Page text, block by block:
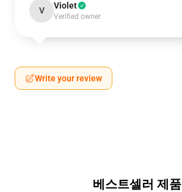
V Violet
Verified owner
Write your review
베스트셀러 제품